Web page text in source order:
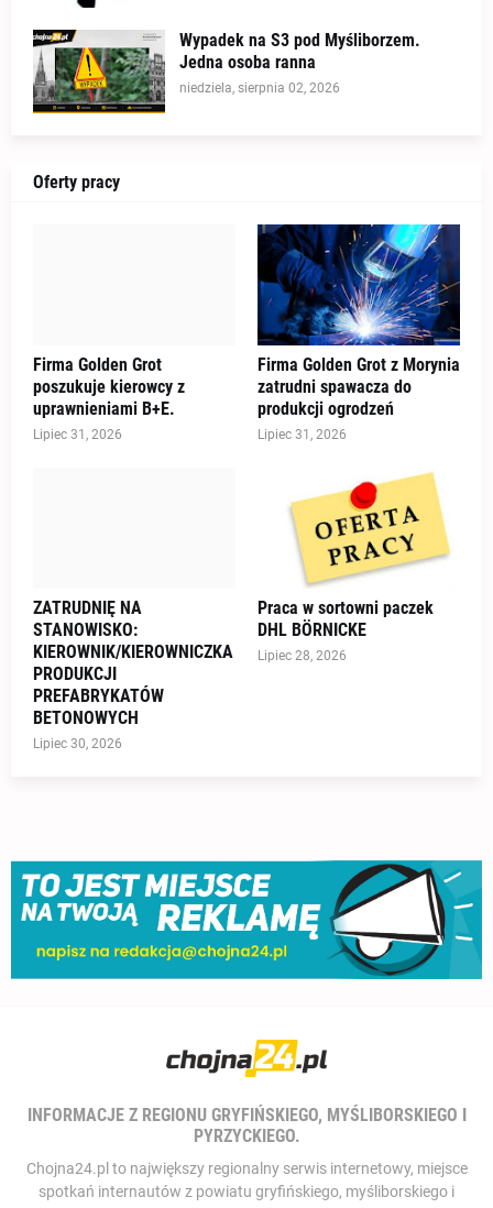
Wypadek na S3 pod Myśliborzem.
Jedna osoba ranna
niedziela, sierpnia 02, 2026
Oferty pracy
Firma Golden Grot
poszukuje kierowcy z
uprawnieniami B+E.
Lipiec 31, 2026
Firma Golden Grot z Morynia
zatrudni spawacza do
produkcji ogrodzeń
Lipiec 31, 2026
ZATRUDNIĘ NA
STANOWISKO:
KIEROWNIK/KIEROWNICZKA
PRODUKCJI
PREFABRYKATÓW
BETONOWYCH
Lipiec 30, 2026
Praca w sortowni paczek
DHL BÖRNICKE
Lipiec 28, 2026
INFORMACJE Z REGIONU GRYFIŃSKIEGO, MYŚLIBORSKIEGO I
PYRZYCKIEGO.
Chojna24.pl to największy regionalny serwis internetowy, miejsce
spotkań internautów z powiatu gryfińskiego, myśliborskiego i